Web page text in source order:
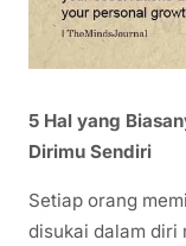
5 Hal yang
Dirimu Sendiri
Setiap orang
disukai dalam diri